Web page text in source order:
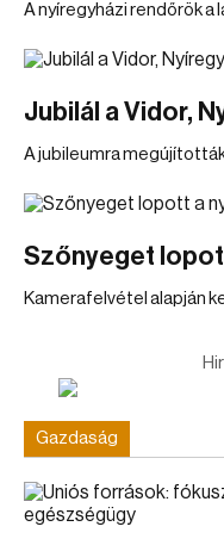
A nyíregyházi rendőrök
Jubilál a Vidor,
A jubileumra
Szőnyeget
Kamerafelvétel alapján
Gazdaság